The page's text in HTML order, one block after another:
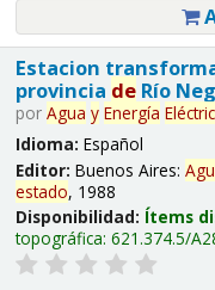
Estacion
provincia deRío
por Agua y Energía
Idioma: Español
Editor: Buenos Aires:
estado, 1988
Disponibilidad: Ítems
topográfica: 621.374.5/